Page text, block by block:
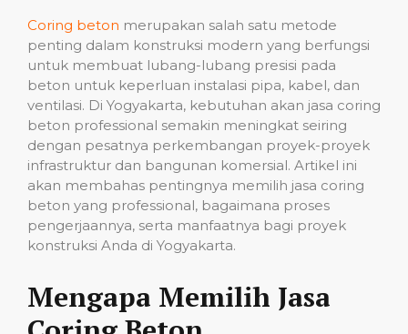
Coring beton merupakan salah satu metode
penting dalam konstruksi modern yang berfungsi
untuk membuat lubang-lubang presisi pada
beton untuk keperluan instalasi pipa, kabel, dan
ventilasi. Di Yogyakarta, kebutuhan akan jasa coring
beton professional semakin meningkat seiring
dengan pesatnya perkembangan proyek-proyek
infrastruktur dan bangunan komersial. Artikel ini
akan membahas pentingnya memilih jasa coring
beton yang professional, bagaimana proses
pengerjaannya, serta manfaatnya bagi proyek
konstruksi Anda di Yogyakarta.
Mengapa Memilih Jasa